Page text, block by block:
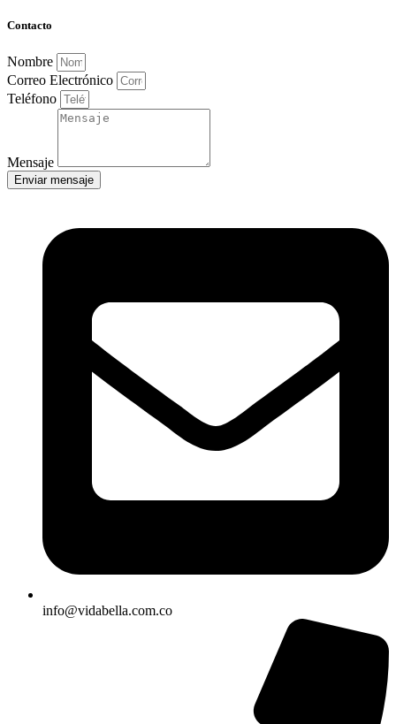
Contacto
Nombre
Correo Electrónico
Teléfono
Mensaje
Enviar mensaje
info@vidabella.com.co